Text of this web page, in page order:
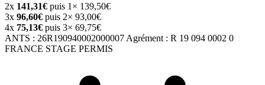
2x 141,31€ puis 1× 139,50€
3x 96,60€ puis 2× 93,00€
4x 75,13€ puis 3× 69,75€
ANTS : 26R190940002000007 Agrément : R 19 094 0002 0
FRANCE STAGE PERMIS